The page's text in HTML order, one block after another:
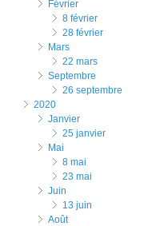
février
8 février
28 février
mars
22 mars
septembre
26 septembre
2020
janvier
25 janvier
mai
8 mai
23 mai
juin
13 juin
août